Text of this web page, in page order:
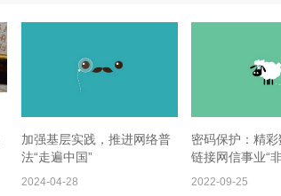
加强基层实践，推进网络普
法“走遍中国”
2024-04-28
密码保护：精彩
链接网信事业“
2022-09-25